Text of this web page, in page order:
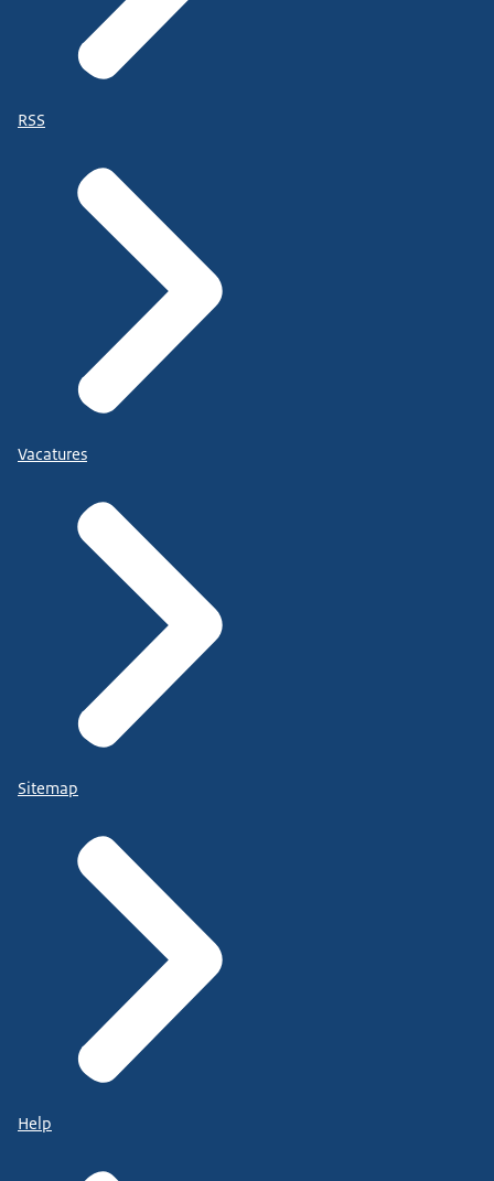
RSS
Vacatures
Sitemap
Help